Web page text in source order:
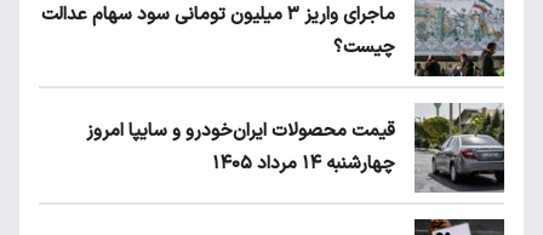
ماجرای واریز ۳ میلیون تومانی سود سهام عدالت
چیست؟
قیمت محصولات ایران‌خودرو و سایپا امروز
چهارشنبه ۱۴ مرداد ۱۴۰۵